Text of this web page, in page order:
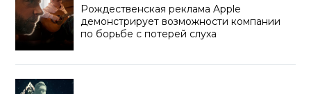
Рождественская реклама Apple
демонстрирует возможности компании
по борьбе с потерей слуха